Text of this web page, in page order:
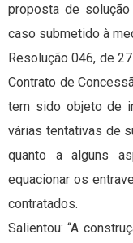
proposta de
caso submetido à
Resolução 046, de
Contrato de
tem sido objeto de
várias tentativas de
quanto a alguns
equacionar os
contratados.
Salientou: “A